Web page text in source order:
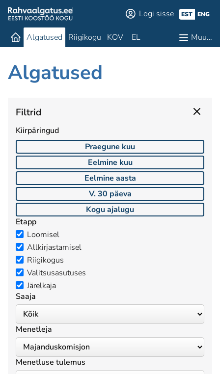
Logi sisse EST ENG
Algatused Riigikogu KOV EL Muu…
Algatused
Filtrid
Kiirpäringud
Praegune kuu
Eelmine kuu
Eelmine aasta
V. 30 päeva
Kogu ajalugu
Etapp
Loomisel
Allkirjastamisel
Riigikogus
Valitsusasutuses
Järelkaja
Saaja
Menetleja
Menetluse tulemus